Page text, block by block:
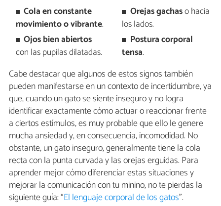
Cola en constante
movimiento o vibrante.
Ojos bien abiertos
con las pupilas dilatadas.
Orejas gachaso hacia
los lados.
Postura corporal
tensa.
Cabe destacar que algunos de estos signos también
pueden manifestarse en un contexto de incertidumbre, ya
que, cuando un gato se siente inseguro y no logra
identificar exactamente cómo actuar o reaccionar frente
a ciertos estímulos, es muy probable que ello le genere
mucha ansiedad y, en consecuencia, incomodidad. No
obstante, un gato inseguro, generalmente tiene la cola
recta con la punta curvada y las orejas erguidas. Para
aprender mejor cómo diferenciar estas situaciones y
mejorar la comunicación con tu minino, no te pierdas la
siguiente guía: “El lenguaje corporal de los gatos”.